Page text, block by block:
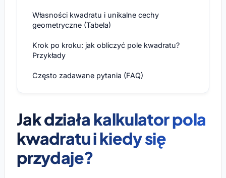
Własności kwadratu i unikalne cechy
geometryczne (Tabela)
Krok po kroku: jak obliczyć pole kwadratu?
Przykłady
Często zadawane pytania (FAQ)
Jak działa kalkulator pola
kwadratu i kiedy się
przydaje?